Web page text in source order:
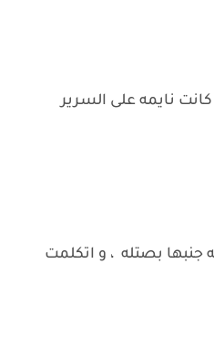
نايمه على السرير
جنبها بصتله ، و اتكلمت